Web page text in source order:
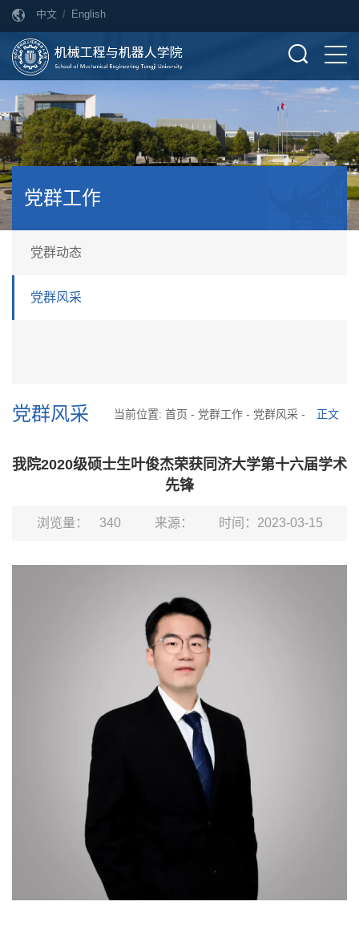
中文 / English
党群工作
党群动态
党群风采
党群风采 当前位置: 首页 - 党群工作 - 党群风采 - 正文
我院2020级硕士生叶俊杰荣获同济大学第十六届学术
先锋
浏览量： 340 来源： 时间：2023-03-15